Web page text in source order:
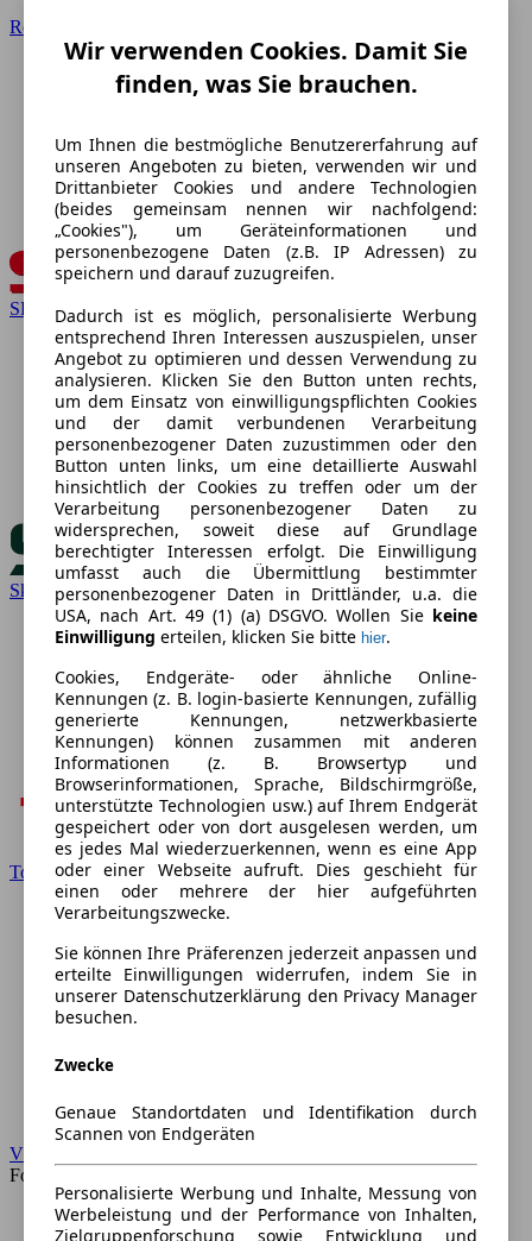
Renault
SEAT
Skoda
Toyota
VW
Forum
Wir verwenden Cookies. Damit Sie
finden, was Sie brauchen.
Um Ihnen die bestmögliche Benutzererfahrung auf
unseren Angeboten zu bieten, verwenden wir und
Drittanbieter Cookies und andere Technologien
(beides gemeinsam nennen wir nachfolgend:
„Cookies"), um Geräteinformationen und
personenbezogene Daten (z.B. IP Adressen) zu
speichern und darauf zuzugreifen.
Dadurch ist es möglich, personalisierte Werbung
entsprechend Ihren Interessen auszuspielen, unser
Angebot zu optimieren und dessen Verwendung zu
analysieren. Klicken Sie den Button unten rechts,
um dem Einsatz von einwilligungspflichten Cookies
und der damit verbundenen Verarbeitung
personenbezogener Daten zuzustimmen oder den
Button unten links, um eine detaillierte Auswahl
hinsichtlich der Cookies zu treffen oder um der
Verarbeitung personenbezogener Daten zu
widersprechen, soweit diese auf Grundlage
berechtigter Interessen erfolgt. Die Einwilligung
umfasst auch die Übermittlung bestimmter
personenbezogener Daten in Drittländer, u.a. die
USA, nach Art. 49 (1) (a) DSGVO. Wollen Sie keine
Einwilligung erteilen, klicken Sie bitte hier.
Cookies, Endgeräte- oder ähnliche Online-
Kennungen (z. B. login-basierte Kennungen, zufällig
generierte Kennungen, netzwerkbasierte
Kennungen) können zusammen mit anderen
Informationen (z. B. Browsertyp und
Browserinformationen, Sprache, Bildschirmgröße,
unterstützte Technologien usw.) auf Ihrem Endgerät
gespeichert oder von dort ausgelesen werden, um
es jedes Mal wiederzuerkennen, wenn es eine App
oder einer Webseite aufruft. Dies geschieht für
einen oder mehrere der hier aufgeführten
Verarbeitungszwecke.
Sie können Ihre Präferenzen jederzeit anpassen und
erteilte Einwilligungen widerrufen, indem Sie in
unserer Datenschutzerklärung den Privacy Manager
besuchen.
Zwecke
Genaue Standortdaten und Identifikation durch
Scannen von Endgeräten
Personalisierte Werbung und Inhalte, Messung von
Werbeleistung und der Performance von Inhalten,
Zielgruppenforschung sowie Entwicklung und